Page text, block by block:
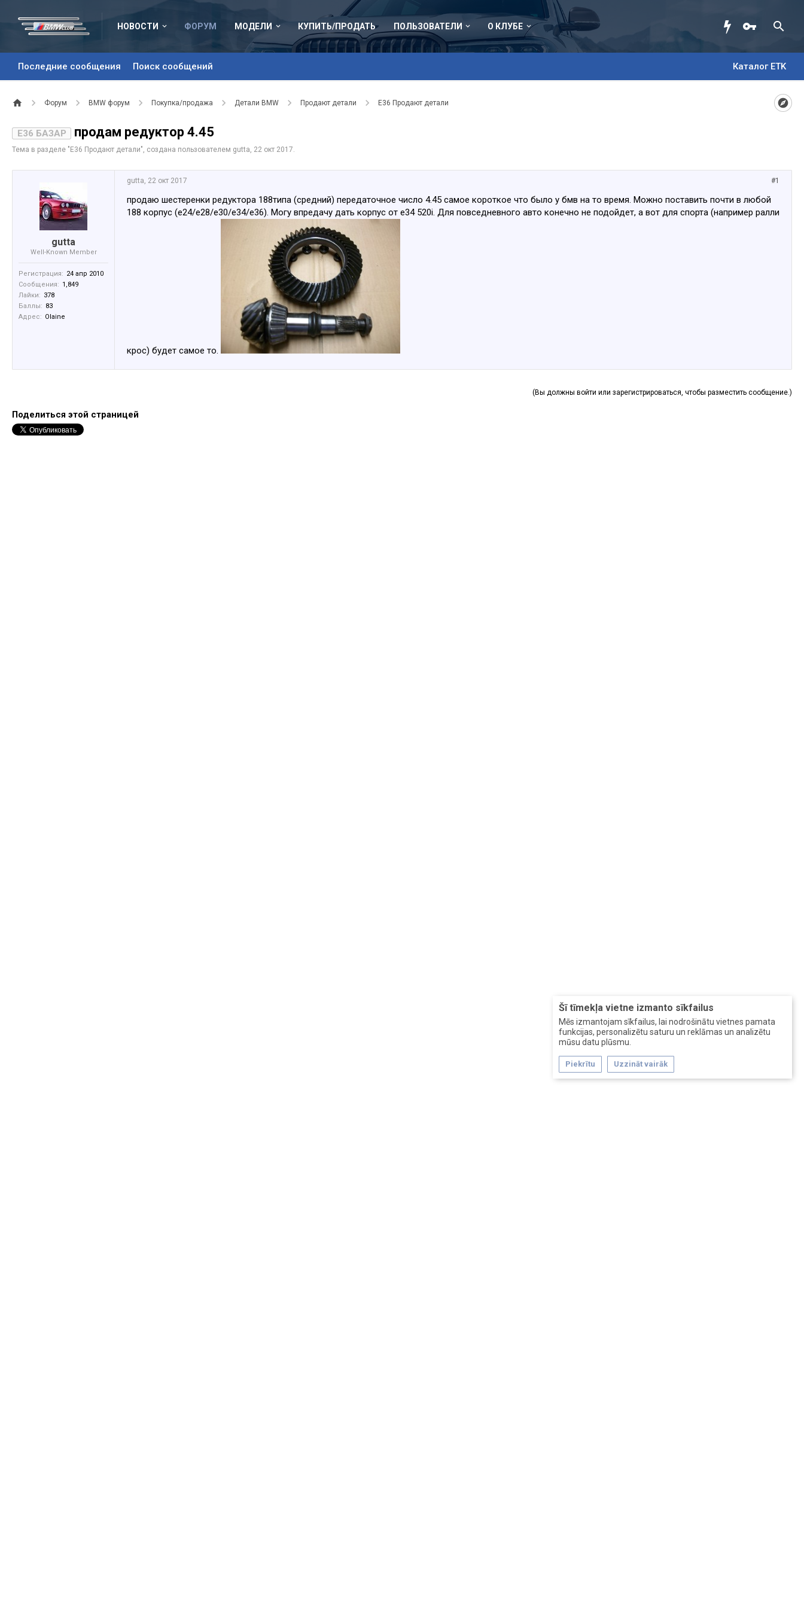
НОВОСТИ ФОРУМ
Последние сообщения Поиск сообщений Каталог ETK
МОДЕЛИ КУПИТЬ/ПРОДАТЬ ПОЛЬЗОВАТЕЛИ О КЛУБЕ
Форум BMW форум Покупка/продажа Детали BMW Продают детали Е36 Продают детали
Šī tīmekļa vietne izmanto sīkfailus
Mēs izmantojam sīkfailus, lai nodrošinātu vietnes pamata
funkcijas, personalizētu saturu un reklāmas un analizētu
mūsu datu plūsmu.
Piekrītu Uzzināt vairāk
E36 БАЗАР продам редуктор 4.45
Тема в разделе " Е36 Продают детали", создана пользователем gutta, 22 окт 2017.
gutta
Well-Known Member
Регистрация: 24 апр 2010
Сообщения: 1,849
Лайки: 378
Баллы: 83
Адрес: Olaine
#1
gutta, 22 окт 2017
продаю шестеренки редуктора 188типа (средний) передаточное число 4.45 самое короткое что было у бмв на то время. Можно поставить почти в любой
188 корпус (е24/е28/е30/е34/е36). Могу впредачу дать корпус от е34 520i. Для повседневного авто конечно не подойдет, а вот для спорта (например ралли
крос) будет самое то.
(Вы должны войти или зарегистрироваться, чтобы разместить сообщение.)
Поделиться этой страницей